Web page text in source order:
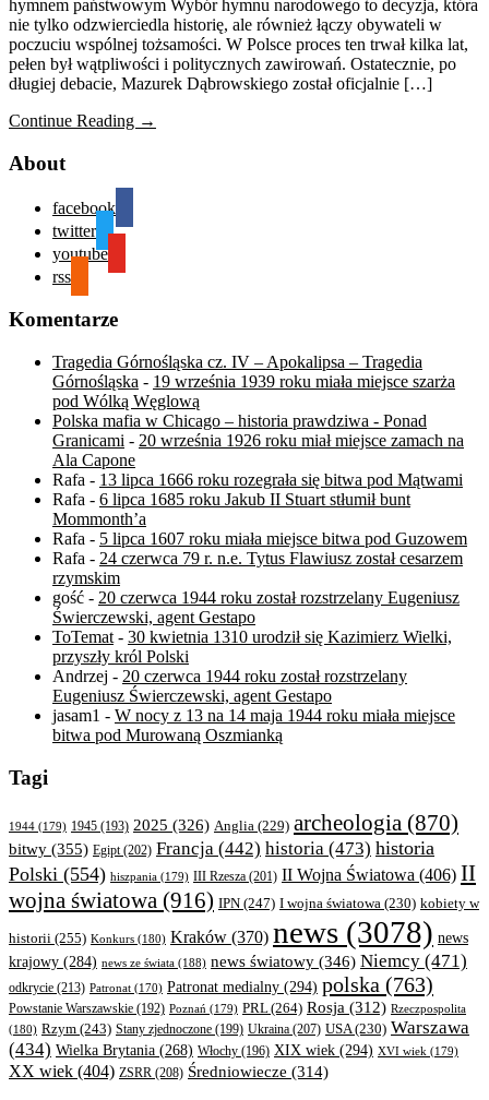
hymnem państwowym Wybór hymnu narodowego to decyzja, która
nie tylko odzwierciedla historię, ale również łączy obywateli w
poczuciu wspólnej tożsamości. W Polsce proces ten trwał kilka lat,
pełen był wątpliwości i politycznych zawirowań. Ostatecznie, po
długiej debacie, Mazurek Dąbrowskiego został oficjalnie […]
Continue Reading →
About
facebook
twitter
youtube
rss
Komentarze
Tragedia Górnośląska cz. IV – Apokalipsa – Tragedia
Górnośląska - 19 września 1939 roku miała miejsce szarża
pod Wólką Węglową
Polska mafia w Chicago – historia prawdziwa - Ponad
Granicami - 20 września 1926 roku miał miejsce zamach na
Ala Capone
Rafa - 13 lipca 1666 roku rozegrała się bitwa pod Mątwami
Rafa - 6 lipca 1685 roku Jakub II Stuart stłumił bunt
Mommonth’a
Rafa - 5 lipca 1607 roku miała miejsce bitwa pod Guzowem
Rafa - 24 czerwca 79 r. n.e. Tytus Flawiusz został cesarzem
rzymskim
gość - 20 czerwca 1944 roku został rozstrzelany Eugeniusz
Świerczewski, agent Gestapo
ToTemat - 30 kwietnia 1310 urodził się Kazimierz Wielki,
przyszły król Polski
Andrzej - 20 czerwca 1944 roku został rozstrzelany
Eugeniusz Świerczewski, agent Gestapo
jasam1 - W nocy z 13 na 14 maja 1944 roku miała miejsce
bitwa pod Murowaną Oszmianką
Tagi
1944 (179) 1945 (193) 2025 (326) Anglia (229) archeologia (870)
bitwy (355) Egipt(202) Francja (442) historia (473) historia
Polski (554) hiszpania (179) III Rzesza (201) II Wojna Światowa (406) II
wojna światowa (916) IPN (247) I wojna światowa (230) kobiety w
historii (255) Konkurs (180) Kraków (370) news (3078) news
krajowy (284) news ze świata (188) news światowy (346) Niemcy (471)
odkrycie (213) Patronat (170) Patronat medialny (294) polska (763)
Powstanie Warszawskie (192) Poznań (179) PRL(264) Rosja (312) Rzeczpospolita
(180) Rzym (243) Stany zjednoczone (199) Ukraina (207) USA(230) Warszawa
(434) Wielka Brytania (268) Włochy (196) XIX wiek (294) XVI wiek (179)
XX wiek (404) ZSRR (208) Średniowiecze (314)